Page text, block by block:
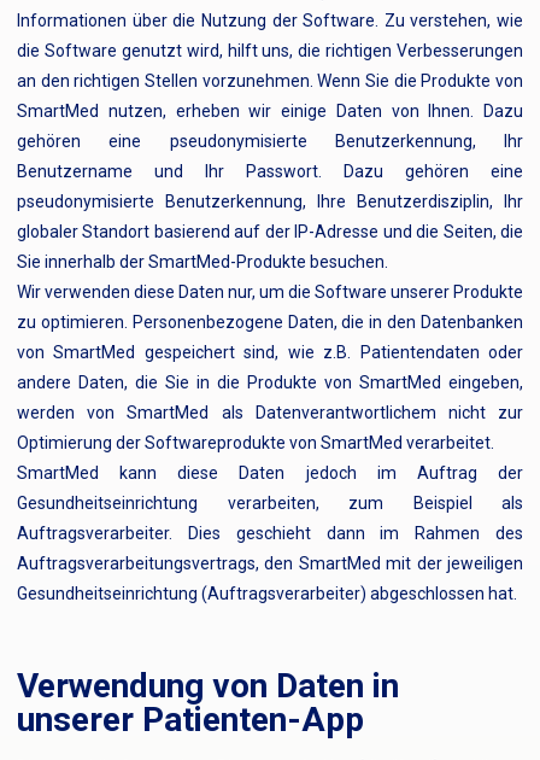
Informationen über die Nutzung der Software. Zu verstehen, wie
die Software genutzt wird, hilft uns, die richtigen Verbesserungen
an den richtigen Stellen vorzunehmen. Wenn Sie die Produkte von
SmartMed nutzen, erheben wir einige Daten von Ihnen. Dazu
gehören eine pseudonymisierte Benutzerkennung, Ihr
Benutzername und Ihr Passwort. Dazu gehören eine
pseudonymisierte Benutzerkennung, Ihre Benutzerdisziplin, Ihr
globaler Standort basierend auf der IP-Adresse und die Seiten, die
Sie innerhalb der SmartMed-Produkte besuchen.
Wir verwenden diese Daten nur, um die Software unserer Produkte
zu optimieren. Personenbezogene Daten, die in den Datenbanken
von SmartMed gespeichert sind, wie z.B. Patientendaten oder
andere Daten, die Sie in die Produkte von SmartMed eingeben,
werden von SmartMed als Datenverantwortlichem nicht zur
Optimierung der Softwareprodukte von SmartMed verarbeitet.
SmartMed kann diese Daten jedoch im Auftrag der
Gesundheitseinrichtung verarbeiten, zum Beispiel als
Auftragsverarbeiter. Dies geschieht dann im Rahmen des
Auftragsverarbeitungsvertrags, den SmartMed mit der jeweiligen
Gesundheitseinrichtung (Auftragsverarbeiter) abgeschlossen hat.
Verwendung von Daten in
unserer Patienten-App